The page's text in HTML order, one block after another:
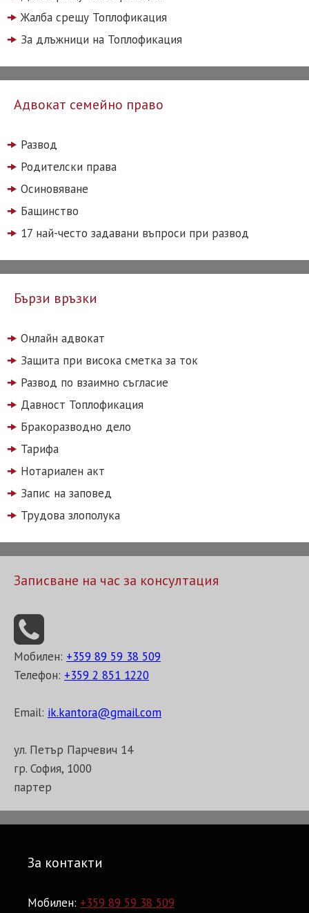
Жалба срещу Топлофикация
За длъжници на Топлофикация
Адвокат семейно право
Развод
Родителски права
Осиновяване
Бащинство
17 най-често задавани въпроси при развод
Бързи връзки
Онлайн адвокат
Защита при висока сметка за ток
Развод по взаимно съгласие
Давност Топлофикация
Бракоразводно дело
Тарифа
Нотариален акт
Запис на заповед
Трудова злополука
Записване на час за консултация
Мобилен: +359 89 59 38 509
Телефон: +359 2 851 1220
Email: ik.kantora@gmail.com
ул. Петър Парчевич 14
гр. София, 1000
партер
За контакти
Мобилен: +359 89 59 38 509